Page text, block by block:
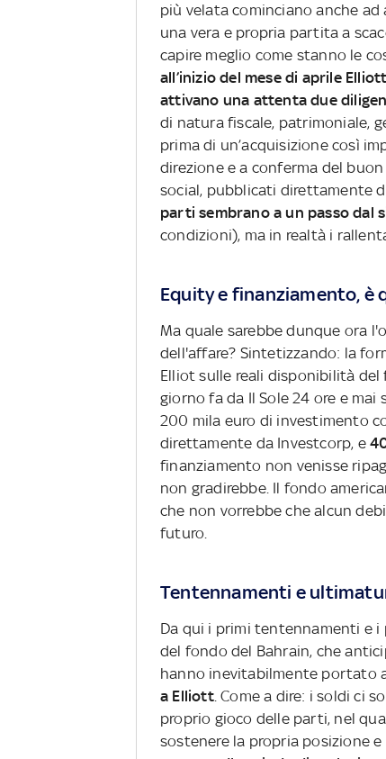
più velata cominciano anche
una vera e propria partita a
capire meglio come stanno le
all’inizio del mese di aprile
attivano una attenta due
di natura fiscale, patrimoniale,
prima di un’acquisizione così
direzione e a conferma del
social, pubblicati direttamente
parti sembrano a un passo dal
condizioni), ma in realtà i
Equity e finanziamento, è
Ma quale sarebbe dunque ora
dell'affare? Sintetizzando: la
Elliot sulle reali disponibilità del
giorno fa da Il Sole 24 ore e
200 mila euro di investimento
direttamente da Investcorp, e
finanziamento non venisse
non gradirebbe. Il fondo
che non vorrebbe che alcun
futuro.
Tentennamenti e
Da qui i primi tentennamenti e
del fondo del Bahrain, che
hanno inevitabilmente portato
a Elliott. Come a dire: i soldi ci
proprio gioco delle parti, nel
sostenere la propria posizione